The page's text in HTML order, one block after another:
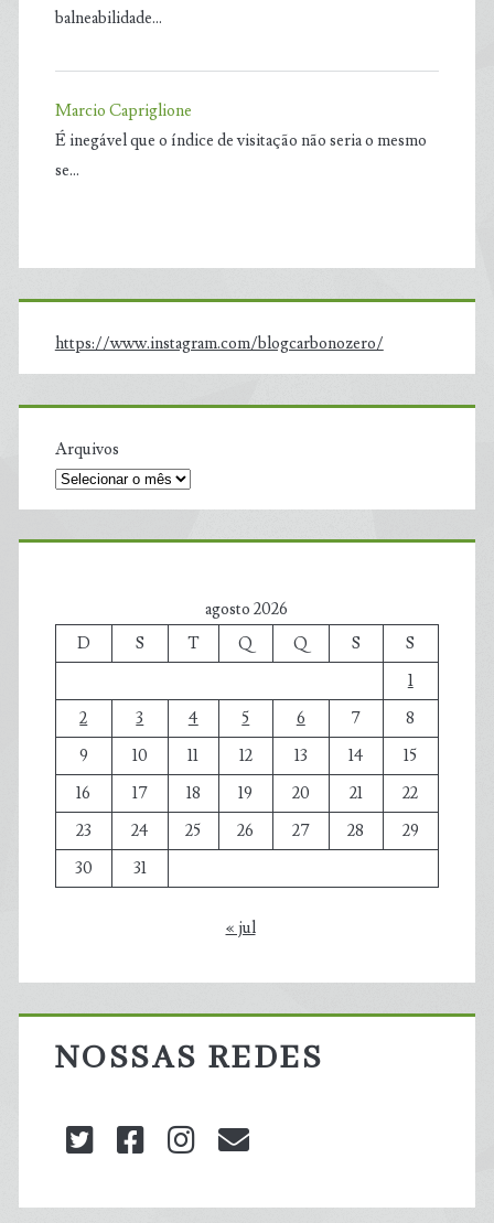
balneabilidade…
Marcio Capriglione
É inegável que o índice de visitação não seria o mesmo
se…
https://www.instagram.com/blogcarbonozero/
Arquivos
agosto 2026
D
S T Q Q S
S
1
2
3 4 5 6 7
8
9
10 11 12 13 14
15
16
17 18 19 20 21
22
23
24 25 26 27 28
29
30
31
« jul
NOSSAS REDES
twitterfacebookinstagram